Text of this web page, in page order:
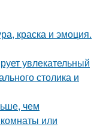
краска и эмоция.
увлекательный
столика и
чем
или